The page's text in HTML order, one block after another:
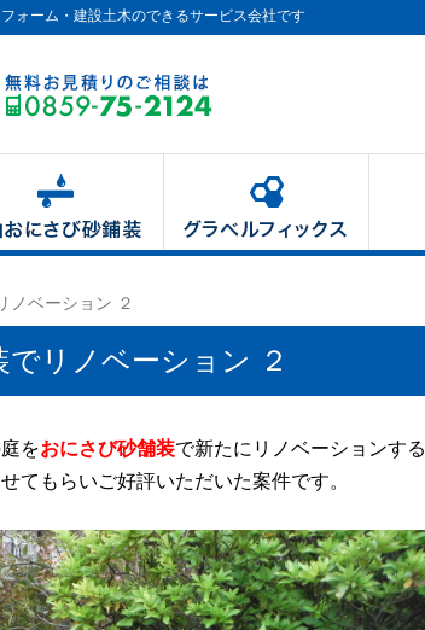
ォーム・建設土木のできるサービス会社です
株式会社 コーセン
ノベーション ２
リノベーション ２
をおにさび砂舗装で新たにリノベーションする
てもらいご好評いただいた案件です。